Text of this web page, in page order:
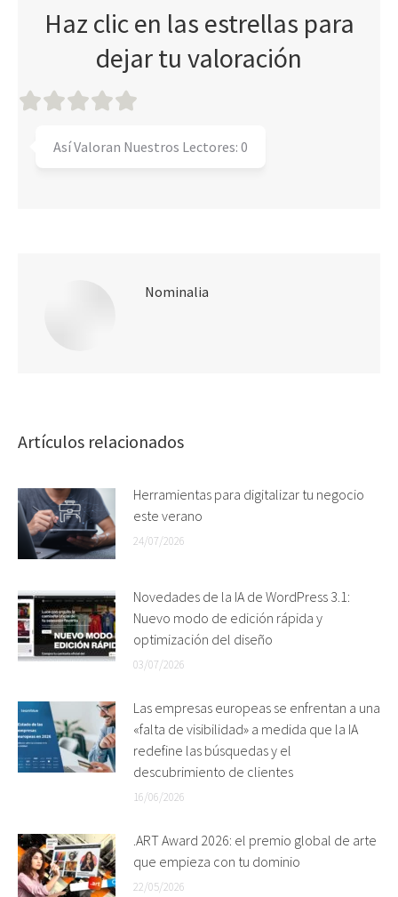
Haz clic en las estrellas para
dejar tu valoración
Así Valoran Nuestros Lectores: 0
Nominalia
Artículos relacionados
Herramientas para digitalizar tu negocio
este verano
24/07/2026
Novedades de la IA de WordPress 3.1:
Nuevo modo de edición rápida y
optimización del diseño
03/07/2026
Las empresas europeas se enfrentan a una
«falta de visibilidad» a medida que la IA
redefine las búsquedas y el
descubrimiento de clientes
16/06/2026
.ART Award 2026: el premio global de arte
que empieza con tu dominio
22/05/2026